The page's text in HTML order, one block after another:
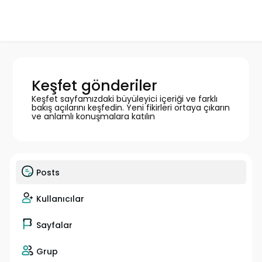
Keşfet gönderiler
Keşfet sayfamızdaki büyüleyici içeriği ve farklı
bakış açılarını keşfedin. Yeni fikirleri ortaya çıkarın
ve anlamlı konuşmalara katılın
Posts
Kullanıcılar
Sayfalar
Grup